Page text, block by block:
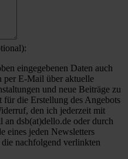
eingegebenen Daten auch
per E-Mail über aktuelle
und neue Beiträge zu
die Erstellung des Angebots
den ich jederzeit mit
dsb(at)dello.de oder durch
eines jeden Newsletters
nachfolgend verlinkten